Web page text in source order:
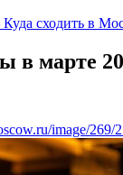
сходить в
марте
image/269/